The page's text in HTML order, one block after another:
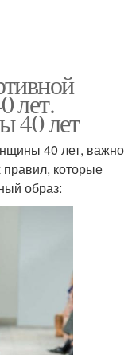
лет.
40 лет
40 лет, важно
которые
образ: